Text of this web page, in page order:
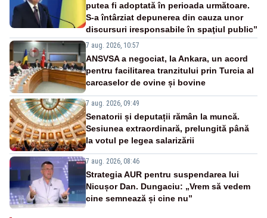
putea fi adoptată în perioada următoare.
S-a întârziat depunerea din cauza unor
discursuri iresponsabile în spaţiul public”
7 aug. 2026, 10:57
ANSVSA a negociat, la Ankara, un acord
pentru facilitarea tranzitului prin Turcia al
carcaselor de ovine și bovine
7 aug. 2026, 09:49
Senatorii și deputații rămân la muncă.
Sesiunea extraordinară, prelungită până
la votul pe legea salarizării
7 aug. 2026, 08:46
Strategia AUR pentru suspendarea lui
Nicușor Dan. Dungaciu: „Vrem să vedem
cine semnează și cine nu”